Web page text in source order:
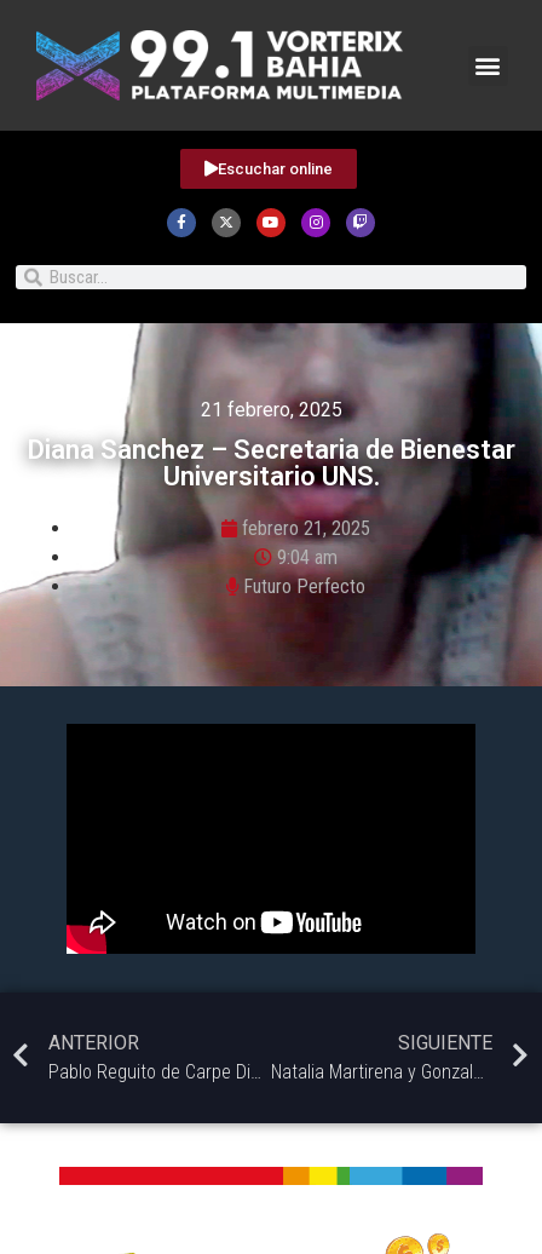
Escuchar online
21 febrero, 2025
Diana Sanchez – Secretaria de Bienestar
Universitario UNS.
febrero 21, 2025
9:04 am
Futuro Perfecto
ANTERIOR
SIGUIENTE